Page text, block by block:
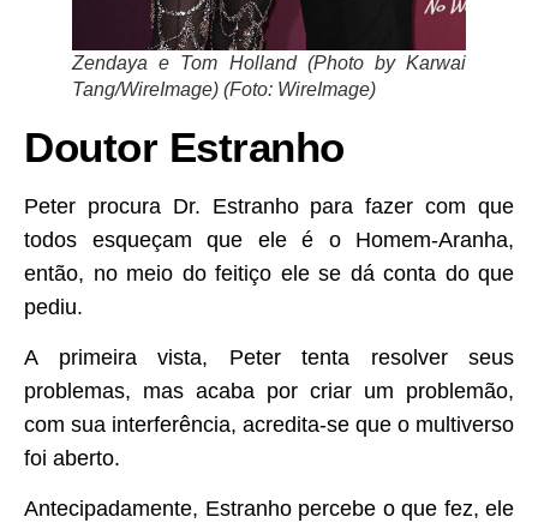
Zendaya e Tom Holland (Photo by Karwai
Tang/WireImage) (Foto: WireImage)
Doutor Estranho
Peter procura Dr. Estranho para fazer com que
todos esqueçam que ele é o Homem-Aranha,
então, no meio do feitiço ele se dá conta do que
pediu.
A primeira vista, Peter tenta resolver seus
problemas, mas acaba por criar um problemão,
com sua interferência, acredita-se que o multiverso
foi aberto.
Antecipadamente, Estranho percebe o que fez, ele